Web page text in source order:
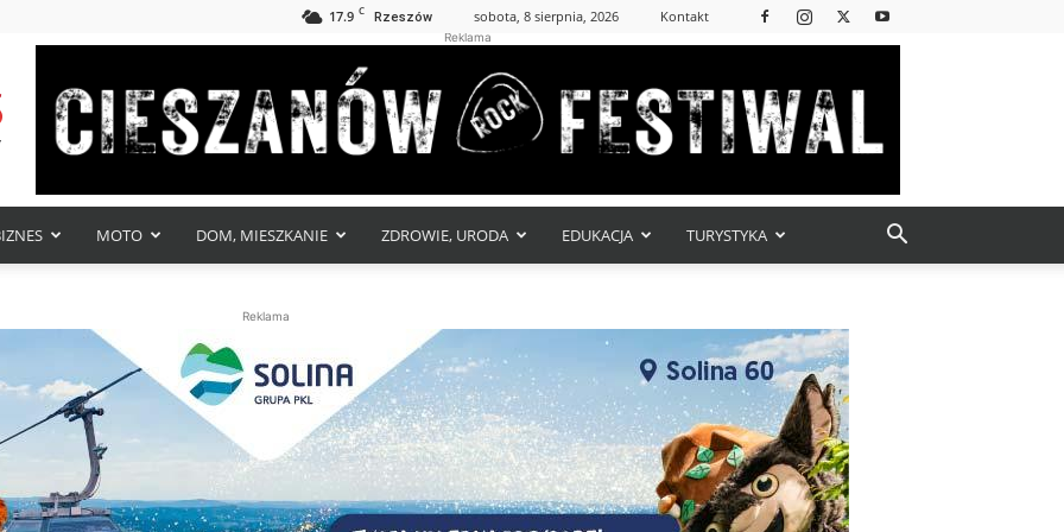
17.9 C Rzeszów sobota, 8 sierpnia, 2026 Kontakt
Reklama
MOTO DOM, MIESZKANIE ZDROWIE, URODA EDUKACJA TURYSTYKA
Reklama